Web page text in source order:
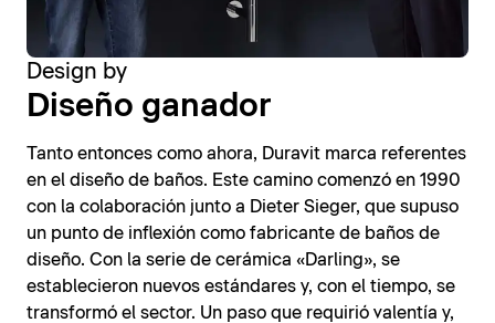
Design by
Diseño ganador
Tanto entonces como ahora, Duravit marca referentes
en el diseño de baños. Este camino comenzó en 1990
con la colaboración junto a Dieter Sieger, que supuso
un punto de inflexión como fabricante de baños de
diseño. Con la serie de cerámica «Darling», se
establecieron nuevos estándares y, con el tiempo, se
transformó el sector. Un paso que requirió valentía y,